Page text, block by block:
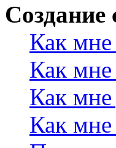
Создание
Как мне
Как мне
Как
Как мне